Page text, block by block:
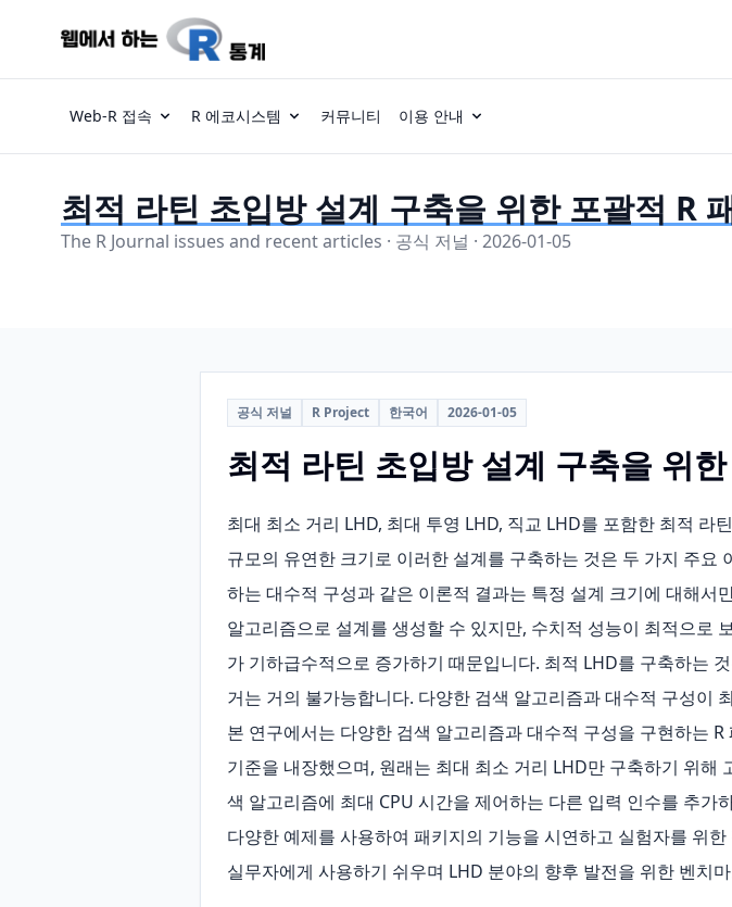
Web-R 접속 R 에코시스템 커뮤니티 이용 안내
최적 라틴 초입방 설계 구축을 위한 포괄적 R
The R Journal issues and recent articles · 공식 저널 · 2026-01-05
공식 저널 R Project 한국어 2026-01-05
최적 라틴 초입방 설계 구축을 위
최대 최소 거리 LHD, 최대 투영 LHD, 직교 LHD를 포함한 최적
규모의 유연한 크기로 이러한 설계를 구축하는 것은 두 가지 주
하는 대수적 구성과 같은 이론적 결과는 특정 설계 크기에 대해
알고리즘으로 설계를 생성할 수 있지만, 수치적 성능이 최적으로
가 기하급수적으로 증가하기 때문입니다. 최적 LHD를 구축하는
거는 거의 불가능합니다. 다양한 검색 알고리즘과 대수적 구성이
본 연구에서는 다양한 검색 알고리즘과 대수적 구성을 구현하는
기준을 내장했으며, 원래는 최대 최소 거리 LHD만 구축하기 위
색 알고리즘에 최대 CPU 시간을 제어하는 다른 입력 인수를 추
다양한 예제를 사용하여 패키지의 기능을 시연하고 실험자를 위
실무자에게 사용하기 쉬우며 LHD 분야의 향후 발전을 위한 벤치